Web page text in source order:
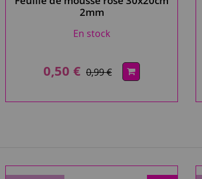
2mm
En stock
0,50 € 0,99 €